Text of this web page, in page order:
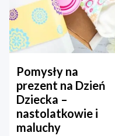
Pomysły na
prezent na Dzień
Dziecka –
nastolatkowie i
maluchy